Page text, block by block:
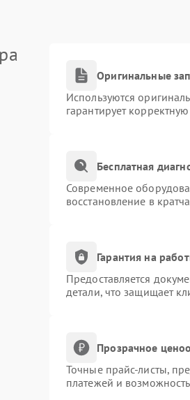
Оригинальные
Используются
гарантирует
Бесплатная
Современное
восстановление в
Гарантия на
Предоставляется
детали, что защищает
Прозрачное
Точные прайс-листы,
платежей и